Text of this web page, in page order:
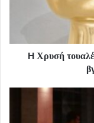
H Χρυσή